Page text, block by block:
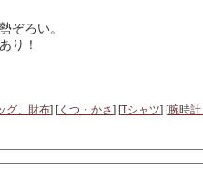
ぞろい。
り！
グ、財布] [くつ・かさ] [Tシャツ] [腕時